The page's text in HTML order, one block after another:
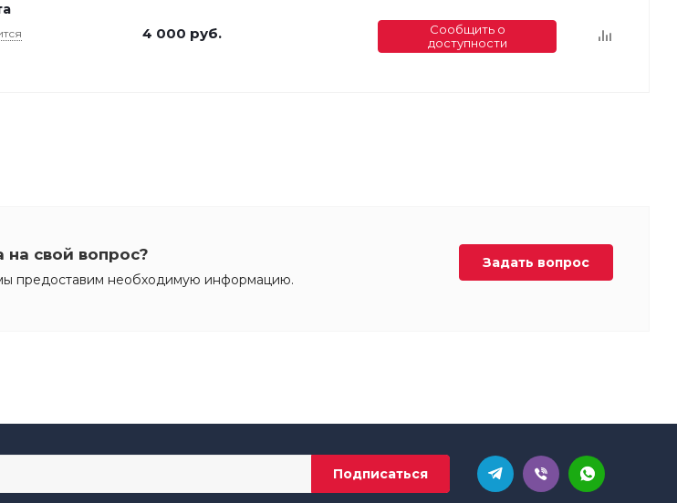
4 000 руб.
Сообщить о
доступности
свой вопрос?
предоставим необходимую информацию.
Задать вопрос